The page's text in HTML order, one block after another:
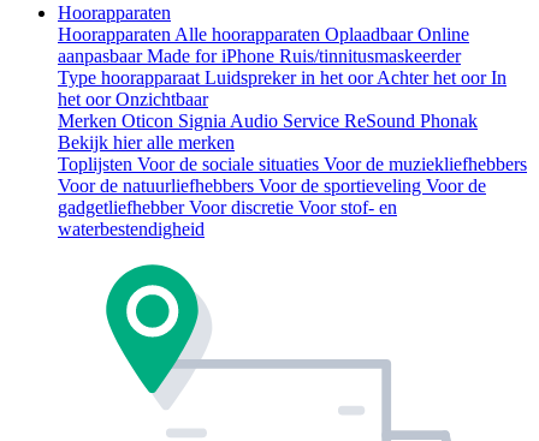
Hoorapparaten
Hoorapparaten Alle hoorapparaten OplaadbaarOnline
aanpasbaarMade for iPhone Ruis/tinnitusmaskeerder
Type hoorapparaat Luidspreker in het oorAchter het oorIn
het oorOnzichtbaar
Merken Oticon Signia Audio Service ReSound Phonak
Bekijk hier alle merken
Toplijsten Voor de sociale situaties Voor de muziekliefhebbers
Voor de natuurliefhebbers Voor de sportieveling Voor de
gadgetliefhebberVoor discretie Voor stof- en
waterbestendigheid